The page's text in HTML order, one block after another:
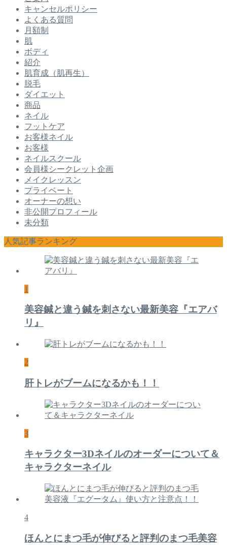
キャンセルポリシー
よくある質問
月額制
肌
ボディ
紹介
肌育成（肌再生）
脱毛
ダイエット
商品
ネイル
フットケア
お客様ネイル
お客様
ネイルスクール
会員様シークレット企画
メイクレッスン
プライベート
オーナーの想い
非公開プロフィール
未分類
人気記事ランキング
1
美容鍼と違う鍼を刺さない最新美容『エアバ
リ』
2
肝トレがブームになるかも！！
3
キャラクター3Dネイルのオーダーについて＆
キャラクターネイル
4
ほんとにまつ毛が伸びると評判のまつ毛美容